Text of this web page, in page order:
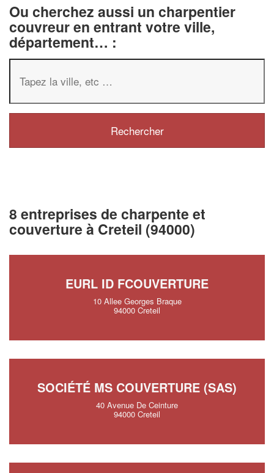
Ou cherchez aussi un charpentier
couvreur en entrant votre ville,
département… :
8 entreprises de charpente et
couverture à Creteil (94000)
EURL ID FCOUVERTURE
10 Allee Georges Braque
94000 Creteil
SOCIÉTÉ MS COUVERTURE (SAS)
40 Avenue De Ceinture
94000 Creteil